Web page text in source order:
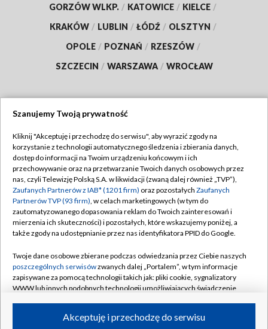
GORZÓW WLKP. / KATOWICE / KIELCE /
KRAKÓW / LUBLIN / ŁÓDŹ / OLSZTYN /
OPOLE / POZNAŃ / RZESZÓW /
SZCZECIN / WARSZAWA / WROCŁAW
TVP
Abonament TVP
Emisja w TVP
Centrum informacji TVP
Naziemna Telewizja Cyfrowa
Rada Programowa
System NOS
Informacje o nadawcy
Program dla prasy
Regulamin TVP
Polityka prywatności
Moje zgody
Pomoc
Kontakt
Kanały
Szanujemy Twoją prywatność
Kliknij "Akceptuję i przechodzę do serwisu", aby wyrazić zgody na
korzystanie z technologii automatycznego śledzenia i zbierania danych,
dostęp do informacji na Twoim urządzeniu końcowym i ich
przechowywanie oraz na przetwarzanie Twoich danych osobowych przez
nas, czyli Telewizję Polską S.A. w likwidacji (zwaną dalej również „TVP”),
Zaufanych Partnerów z IAB* (1201 firm) oraz pozostałych Zaufanych
Partnerów TVP (93 firm), w celach marketingowych (w tym do
zautomatyzowanego dopasowania reklam do Twoich zainteresowań i
mierzenia ich skuteczności) i pozostałych, które wskazujemy poniżej, a
także zgody na udostępnianie przez nas identyfikatora PPID do Google.
Twoje dane osobowe zbierane podczas odwiedzania przez Ciebie naszych
poszczególnych serwisówzwanych dalej „Portalem”, w tym informacje
zapisywane za pomocą technologii takich jak: pliki cookie, sygnalizatory
WWW lub innych podobnych technologii umożliwiających świadczenie
ruchu w Internecie.Akceptuję i przechodzę do serwisu